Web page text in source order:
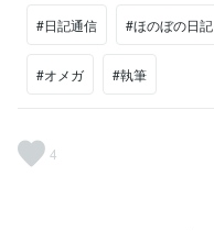
#日記通信 #ほのぼの日記
#オメガ #執筆
4